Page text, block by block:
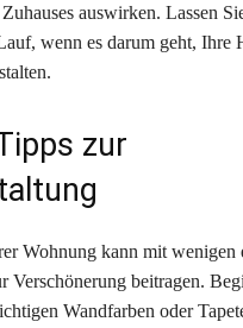
auswirken. Lassen
wenn es darum geht, Ihre
zur
Wohnung kann mit wenigen
Verschönerung beitragen.
Wandfarben oder